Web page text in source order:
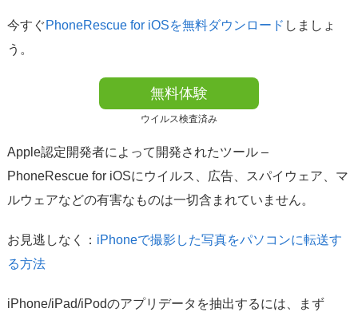
今すぐPhoneRescue for iOSを無料ダウンロード しましょ
う。
無料体験
ウイルス検査済み
Apple認定開発者によって開発されたツール –
PhoneRescue for iOSにウイルス、広告、スパイウェア、マ
ルウェアなどの有害なものは一切含まれていません。
お見逃しなく： iPhoneで撮影した写真をパソコンに転送す
る方法
iPhone/iPad/iPodのアプリデータを抽出するには、まず